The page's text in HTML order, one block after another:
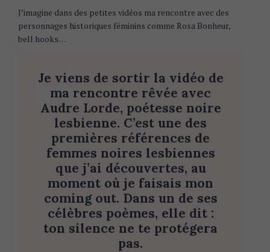
J’imagine dans des petites vidéos ma rencontre avec des
personnages historiques féminins comme Rosa Bonheur,
bell hooks…
Je viens de sortir la vidéo de
ma rencontre rêvée avec
Audre Lorde, poétesse noire
lesbienne. C’est une des
premières références de
femmes noires lesbiennes
que j’ai découvertes, au
moment où je faisais mon
coming out. Dans un de ses
célèbres poèmes, elle dit :
ton silence ne te protégera
pas.